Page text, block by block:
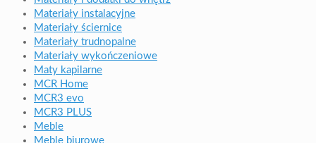
Materiały instalacyjne
Materiały ściernice
Materiały trudnopalne
Materiały wykończeniowe
Maty kapilarne
MCR Home
MCR3 evo
MCR3 PLUS
Meble
Meble biurowe